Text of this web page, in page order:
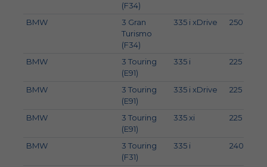
(F34)
BMW
3 Gran
Turismo
(F34)
335 i xDrive 250
BMW
3 Touring
(E91)
335 i 225
BMW
3 Touring
(E91)
335 i xDrive 225
BMW
3 Touring
(E91)
335 xi 225
BMW
3 Touring
(F31)
335 i 240